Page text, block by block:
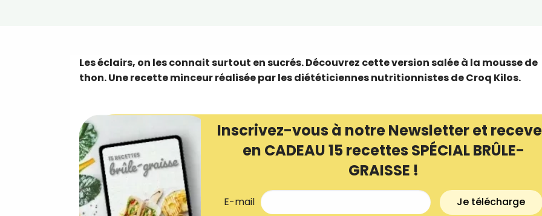
Les éclairs, on les connait surtout en sucrés. Découvrez cette version salée à la mousse de
thon. Une recette minceur réalisée par les diététiciennes nutritionnistes de Croq Kilos.
Inscrivez-vous à notre Newsletter et
en CADEAU 15 recettes SPÉCIAL BRÛLE-
GRAISSE !
E-mail Je télécharge